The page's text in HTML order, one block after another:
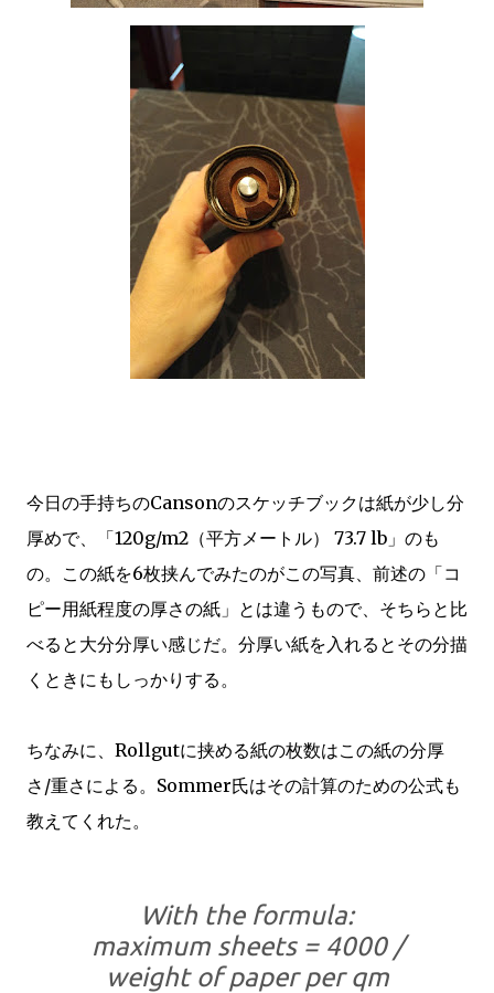
今日の手持ちのCansonのスケッチブックは紙が少し分
厚めで、「120g/m2（平方メートル） 73.7 lb」のも
の。この紙を6枚挟んでみたのがこの写真、前述の「コ
ピー用紙程度の厚さの紙」とは違うもので、そちらと比
べると大分分厚い感じだ。分厚い紙を入れるとその分描
くときにもしっかりする。
ちなみに、Rollgutに挟める紙の枚数はこの紙の分厚
さ/重さによる。Sommer氏はその計算のための公式も
教えてくれた。
With the formula:
maximum sheets = 4000 /
weight of paper per qm